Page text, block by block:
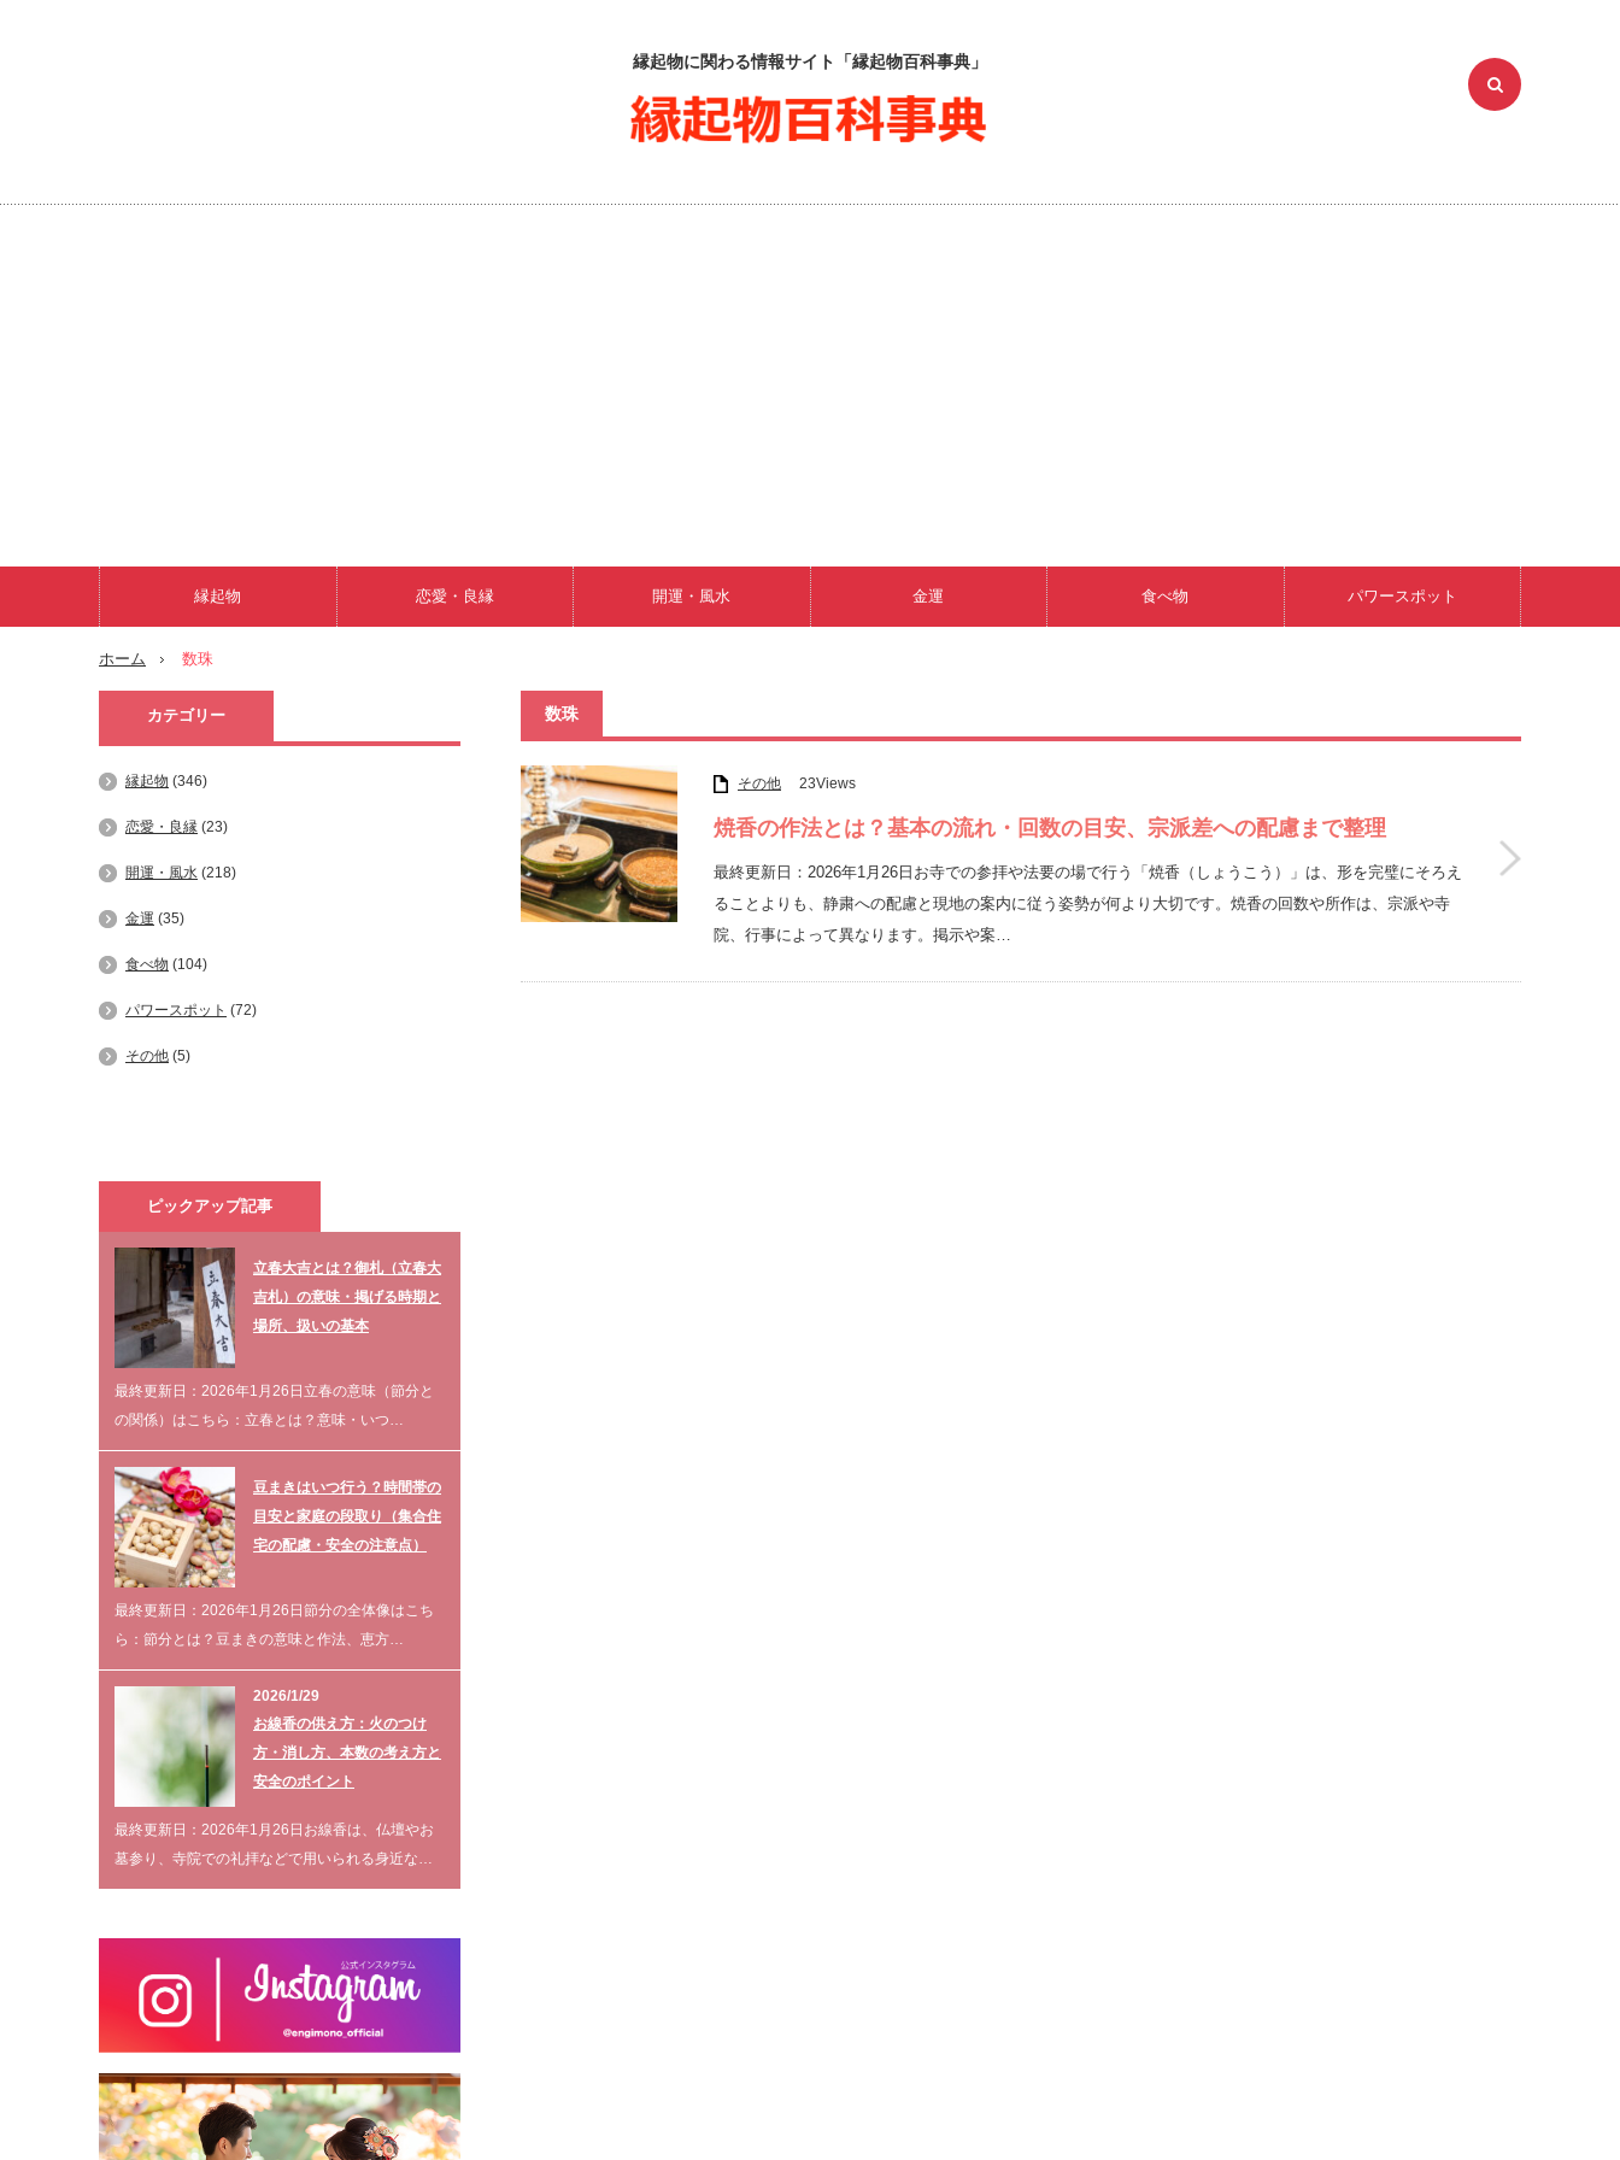
縁起物に関わる情報サイト「縁起物百科事典」
縁起物 恋愛・良縁 開運・風水 金運 食べ物 パワースポット
ホーム 数珠
数珠
その他 23Views
焼香の作法とは？基本の流れ・回数の目安、宗派差への配慮まで整理
最終更新日：2026年1月26日お寺での参拝や法要の場で行う「焼香（しょうこう）」は、形を完璧にそろえ
ることよりも、静粛への配慮と現地の案内に従う姿勢が何より大切です。焼香の回数や所作は、宗派や寺
院、行事によって異なります。掲示や案…
カテゴリー
縁起物 (346)
恋愛・良縁 (23)
開運・風水 (218)
金運 (35)
食べ物 (104)
パワースポット (72)
その他 (5)
ピックアップ記事
立春大吉とは？御札（立春大
吉札）の意味・掲げる時期と
場所、扱いの基本
最終更新日：2026年1月26日立春の意味（節分と
の関係）はこちら：立春とは？意味・いつ…
豆まきはいつ行う？時間帯の
目安と家庭の段取り（集合住
宅の配慮・安全の注意点）
最終更新日：2026年1月26日節分の全体像はこち
ら：節分とは？豆まきの意味と作法、恵方…
2026/1/29
お線香の供え方：火のつけ
方・消し方、本数の考え方と
安全のポイント
最終更新日：2026年1月26日お線香は、仏壇やお
墓参り、寺院での礼拝などで用いられる身近な…